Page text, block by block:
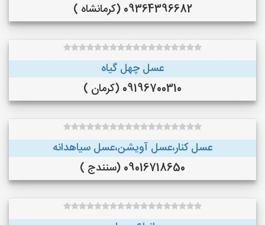
09364396682 (کرمانشاه )
عسل چهل گیاه
09196700310 (کرمان )
عسل کنار،عسل آویشن،عسل سیاهدانه
09016718650 (سنندج )